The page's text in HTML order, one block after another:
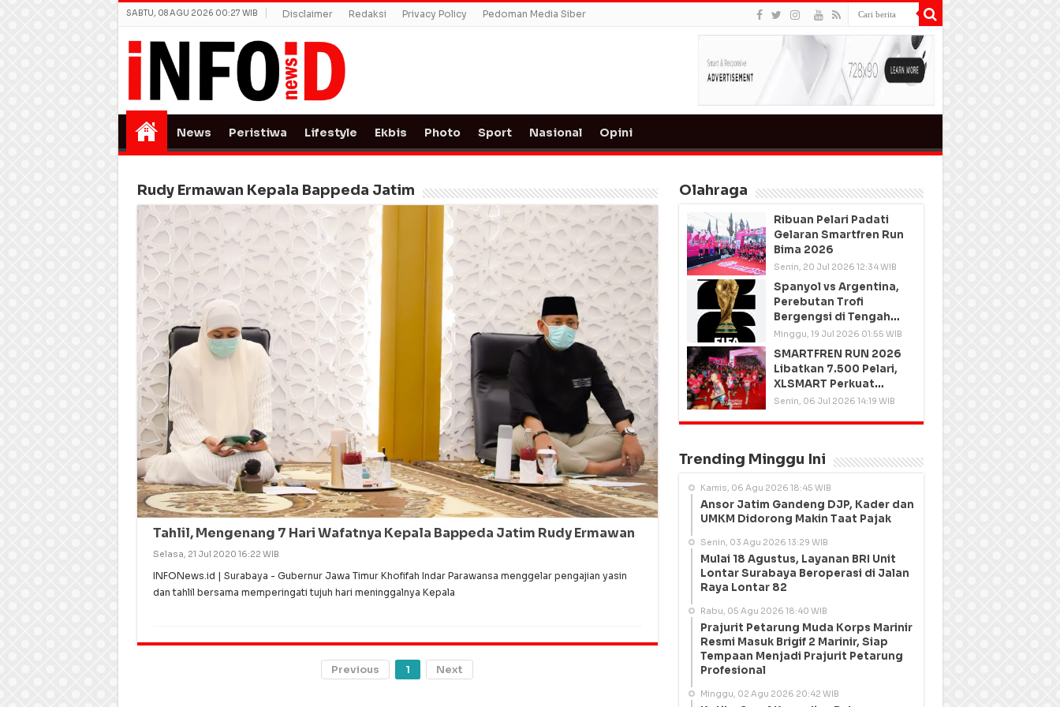
SABTU, 08 AGU 2026 00:27 WIB Disclaimer Redaksi Privacy Policy Pedoman Media Siber
News Peristiwa Lifestyle Ekbis Photo Sport Nasional Opini
Rudy Ermawan Kepala Bappeda Jatim
Tahlil, Mengenang 7 Hari Wafatnya Kepala Bappeda Jatim Rudy Ermawan
Selasa, 21 Jul 2020 16:22 WIB
INFONews.id | Surabaya - Gubernur Jawa Timur Khofifah Indar Parawansa menggelar pengajian yasin
dan tahlil bersama memperingati tujuh hari meninggalnya Kepala
Previous 1 Next
Olahraga
Ribuan Pelari Padati
Gelaran Smartfren Run
Bima 2026
Senin, 20 Jul 2026 12:34 WIB
Spanyol vs Argentina,
Perebutan Trofi
Bergengsi di Tengah
Semangat Persatuan
Minggu, 19 Jul 2026 01:55 WIB
SMARTFREN RUN 2026
Libatkan 7.500 Pelari,
XLSMART Perkuat
Kedekatan dengan
Senin, 06 Jul 2026 14:19 WIB
Trending Minggu Ini
Kamis, 06 Agu 2026 18:45 WIB
Ansor Jatim Gandeng DJP, Kader dan
UMKM Didorong Makin Taat Pajak
Senin, 03 Agu 2026 13:29 WIB
Mulai 18 Agustus, Layanan BRI Unit
Lontar Surabaya Beroperasi di Jalan
Raya Lontar 82
Rabu, 05 Agu 2026 18:40 WIB
Prajurit Petarung Muda Korps Marinir
Resmi Masuk Brigif 2 Marinir, Siap
Tempaan Menjadi Prajurit Petarung
Profesional
Minggu, 02 Agu 2026 20:42 WIB